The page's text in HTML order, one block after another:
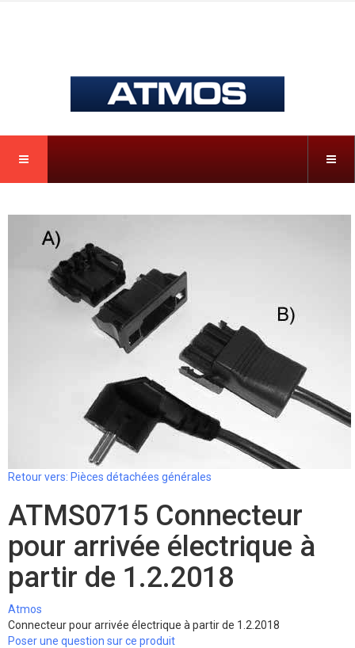
Retour vers: Pièces détachées générales
ATMS0715 Connecteur
pour arrivée électrique à
partir de 1.2.2018
Atmos
Connecteur pour arrivée électrique à partir de 1.2.2018
Poser une question sur ce produit